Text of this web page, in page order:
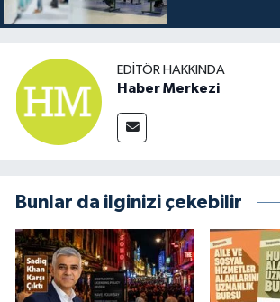
EDITÖR HAKKINDA
Haber Merkezi
Bunlar da ilginizi çekebilir